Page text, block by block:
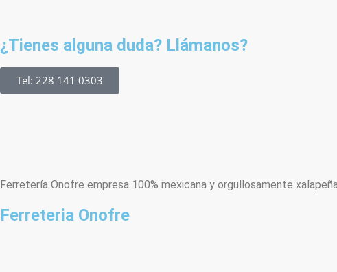
¿Tienes alguna duda? Llámanos?
Tel: 228 141 0303
Ferretería Onofre empresa 100% mexicana y orgullosamente
Ferreteria Onofre